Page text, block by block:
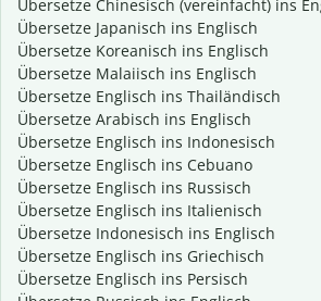
Übersetze Chinesisch (vereinfacht) ins
Übersetze Japanisch ins Englisch
Übersetze Koreanisch ins Englisch
Übersetze Malaiisch ins Englisch
Übersetze Englisch ins Thailändisch
Übersetze Arabisch ins Englisch
Übersetze Englisch ins Indonesisch
Übersetze Englisch ins Cebuano
Übersetze Englisch ins Russisch
Übersetze Englisch ins Italienisch
Übersetze Indonesisch ins Englisch
Übersetze Englisch ins Griechisch
Übersetze Englisch ins Persisch